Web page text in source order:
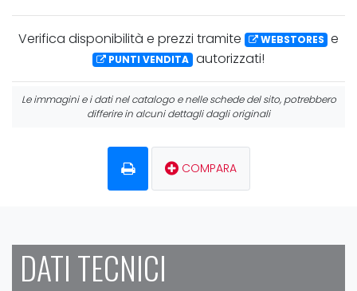
Verifica disponibilità e prezzi tramite WEBSTORES e
PUNTI VENDITA autorizzati!
Le immagini e i dati nel catalogo e nelle schede del sito, potrebbero
differire in alcuni dettagli dagli originali
COMPARA
DATI TECNICI